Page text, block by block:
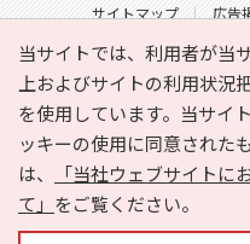
当サイトでは、利用者が当
上およびサイトの利用状況
を使用しています。当サイ
ッキーの使用に同意された
は、
「当社ウェブサイト
て」 をご覧ください。
サイトマップ
広告
サイトの内容
Copyright ©